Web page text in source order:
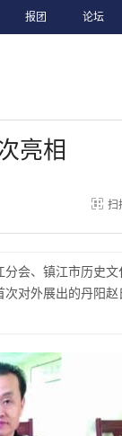
报团 论坛
亮相
扫
会、镇江市历史
对外展出的丹阳赵